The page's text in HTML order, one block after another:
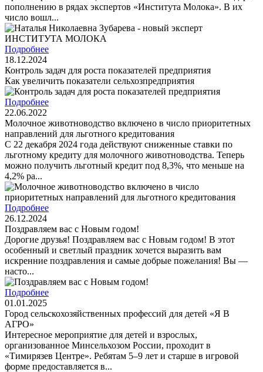
пополнению в рядах экспертов «Института Молока». В их
число вошл...
Подробнее
18.12.2024
Контроль задач для роста показателей предприятия
Как увеличить показатели сельхозпредприятия
Подробнее
22.06.2022
Молочное животноводство включено в число приоритетных
направлений для льготного кредитования
С 22 декабря 2024 года действуют сниженные ставки по
льготному кредиту для молочного животноводства. Теперь
можно получить льготный кредит под 8,3%, что меньше на
4,2% ра...
Подробнее
26.12.2024
Поздравляем вас с Новым годом!
Дорогие друзья! Поздравляем вас с Новым годом! В этот
особенный и светлый праздник хочется выразить вам
искренние поздравления и самые добрые пожелания! Вы —
насто...
Подробнее
01.01.2025
Город сельскохозяйственных профессий для детей «Я В
АГРО»
Интересное мероприятие для детей и взрослых,
организованное Минсельхозом России, проходит в
«Тимирязев Центре». Ребятам 5–9 лет и старше в игровой
форме предоставляется в...